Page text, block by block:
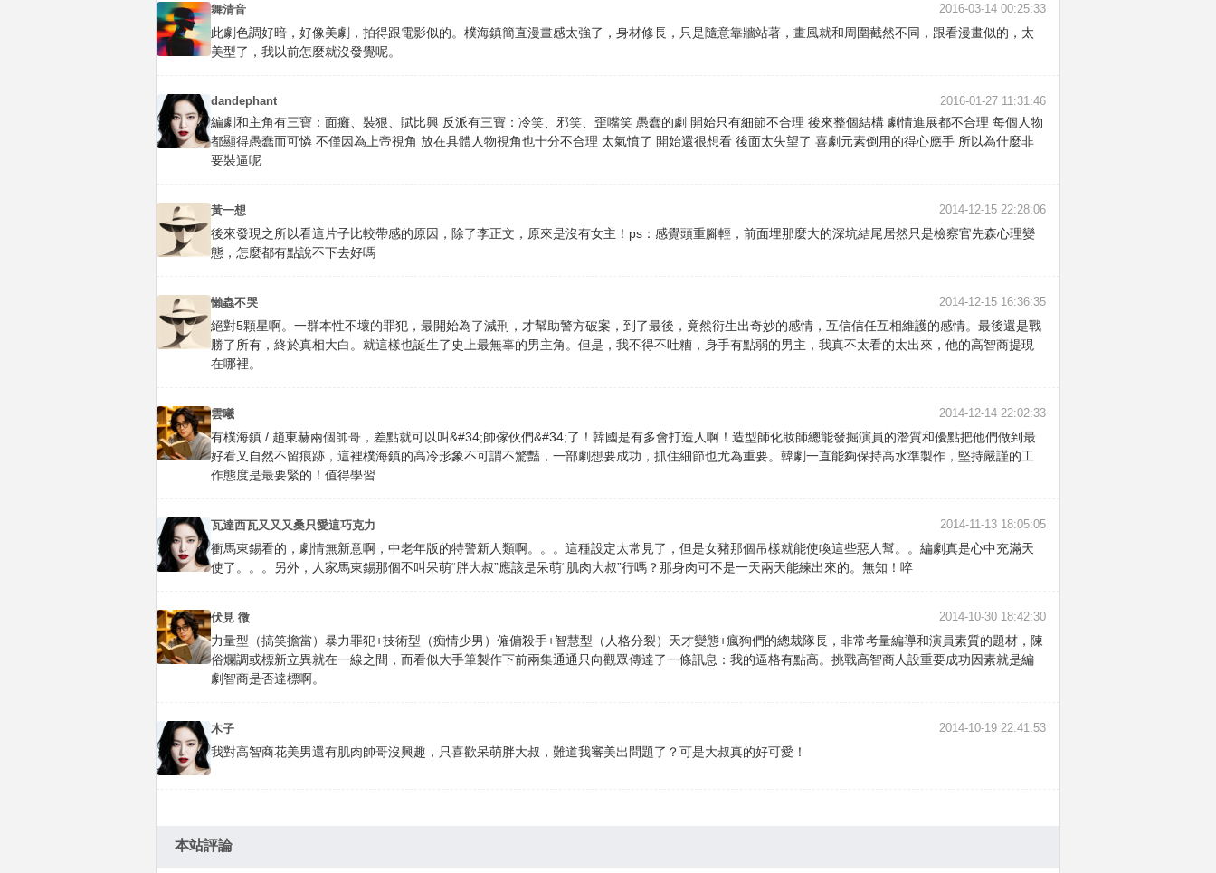
舞清音 2016-03-14 00:25:33
此劇色調好暗，好像美劇，拍得跟電影似的。樸海鎮簡直漫畫感太強了，身材修長，只是隨意靠牆站著，畫風就和周圍截然不同，跟看漫畫似的，太
美型了，我以前怎麼就沒發覺呢。
dandephant 2016-01-27 11:31:46
編劇和主角有三寶：面癱、裝狠、賦比興 反派有三寶：冷笑、邪笑、歪嘴笑 愚蠢的劇 開始只有細節不合理 後來整個結構 劇情進展都不合理 每個人物
都顯得愚蠢而可憐 不僅因為上帝視角 放在具體人物視角也十分不合理 太氣憤了 開始還很想看 後面太失望了 喜劇元素倒用的得心應手 所以為什麼非
要裝逼呢
黃一想 2014-12-15 22:28:06
後來發現之所以看這片子比較帶感的原因，除了李正文，原來是沒有女主！ps：感覺頭重腳輕，前面埋那麼大的深坑結尾居然只是檢察官先森心理變
態，怎麼都有點說不下去好嗎
懶蟲不哭 2014-12-15 16:36:35
絕對5顆星啊。一群本性不壞的罪犯，最開始為了減刑，才幫助警方破案，到了最後，竟然衍生出奇妙的感情，互信信任互相維護的感情。最後還是戰
勝了所有，終於真相大白。就這樣也誕生了史上最無辜的男主角。但是，我不得不吐糟，身手有點弱的男主，我真不太看的太出來，他的高智商提現
在哪裡。
雲曦 2014-12-14 22:02:33
有樸海鎮 / 趙東赫兩個帥哥，差點就可以叫&#34;帥傢伙們&#34;了！韓國是有多會打造人啊！造型師化妝師總能發掘演員的潛質和優點把他們做到最
好看又自然不留痕跡，這裡樸海鎮的高冷形象不可謂不驚豔，一部劇想要成功，抓住細節也尤為重要。韓劇一直能夠保持高水準製作，堅持嚴謹的工
作態度是最要緊的！值得學習
瓦達西瓦又又又桑只愛這巧克力 2014-11-13 18:05:05
衝馬東錫看的，劇情無新意啊，中老年版的特警新人類啊。。。這種設定太常見了，但是女豬那個吊樣就能使喚這些惡人幫。。編劇真是心中充滿天
使了。。。另外，人家馬東錫那個不叫呆萌“胖大叔”應該是呆萌“肌肉大叔”行嗎？那身肉可不是一天兩天能練出來的。無知！啐
伏見 微 2014-10-30 18:42:30
力量型（搞笑擔當）暴力罪犯+技術型（痴情少男）僱傭殺手+智慧型（人格分裂）天才變態+瘋狗們的總裁隊長，非常考量編導和演員素質的題材，陳
俗爛調或標新立異就在一線之間，而看似大手筆製作下前兩集通通只向觀眾傳達了一條訊息：我的逼格有點高。挑戰高智商人設重要成功因素就是編
劇智商是否達標啊。
木子 2014-10-19 22:41:53
我對高智商花美男還有肌肉帥哥沒興趣，只喜歡呆萌胖大叔，難道我審美出問題了？可是大叔真的好可愛！
本站評論